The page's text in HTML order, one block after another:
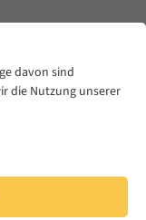
davon sind
die Nutzung unserer